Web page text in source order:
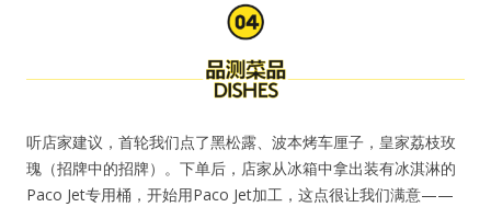
听店家建议，首轮我们点了黑松露、波本烤车厘子，皇家荔枝玫
瑰（招牌中的招牌）。下单后，店家从冰箱中拿出装有冰淇淋的
Paco Jet专用桶，开始用Paco Jet加工，这点很让我们满意——